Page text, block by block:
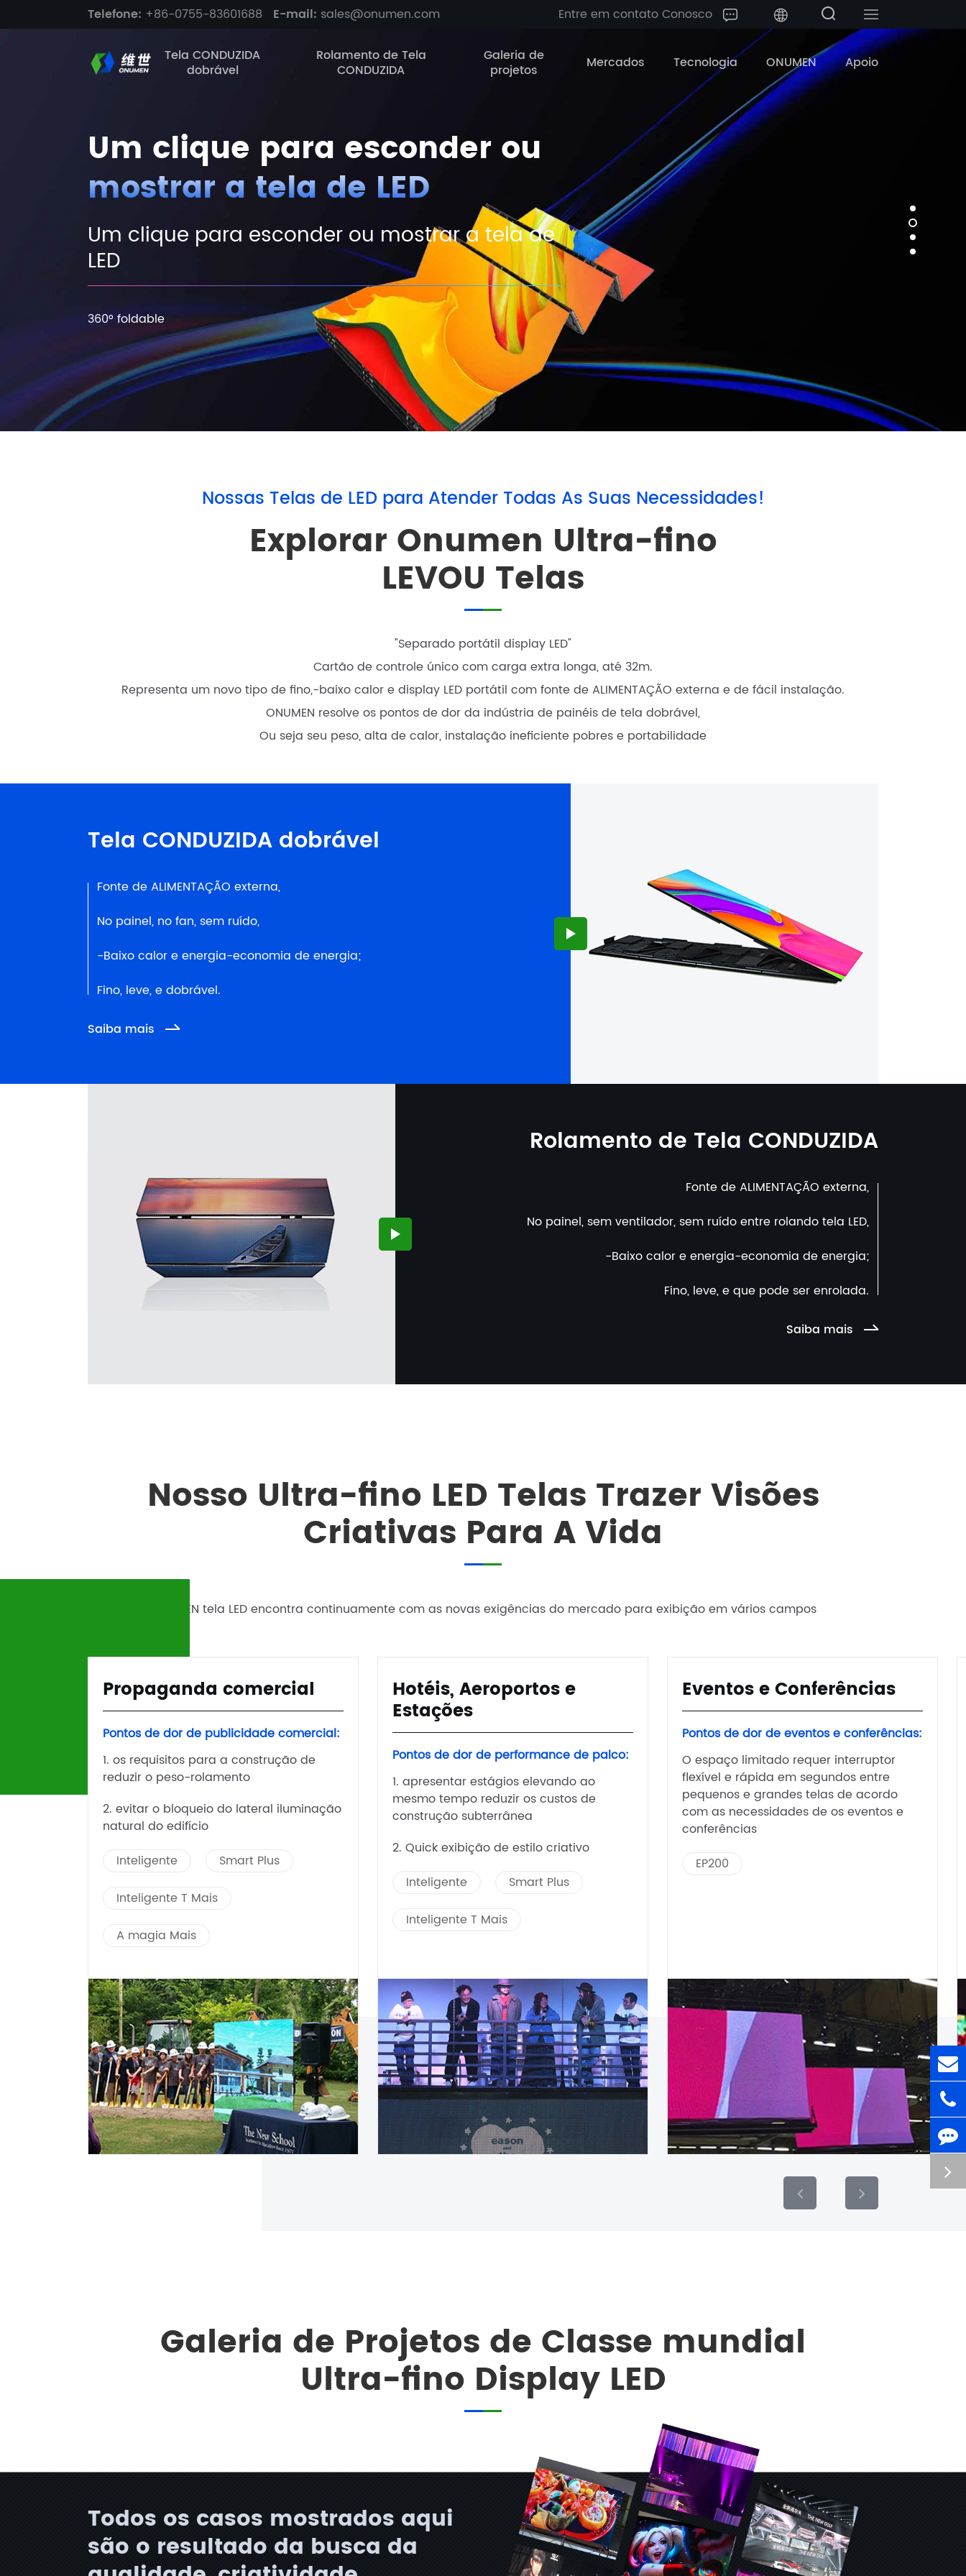
Telefone: +86-0755-83601688 E-mail: sales@onumen.com
Entre em contato Conosco
English
日本語
한국어
العربية
Tela CONDUZIDA
dobrável
Rolamento de Tela
CONDUZIDA
Galeria de
projetos
Mercados Tecnologia ONUMEN Apoio
Um clique para esconder ou
mostrar a tela de LED
Um clique para esconder ou mostrar a tela de
LED
360° foldable
Nossas Telas de LED para Atender Todas As Suas Necessidades!
Explorar Onumen Ultra-fino
LEVOU Telas
"Separado portátil display LED"
Cartão de controle único com carga extra longa, até 32m.
Representa um novo tipo de fino,-baixo calor e display LED portátil com fonte de ALIMENTAÇÃO externa e de fácil instalação.
ONUMEN resolve os pontos de dor da indústria de painéis de tela dobrável,
Ou seja seu peso, alta de calor, instalação ineficiente pobres e portabilidade
Tela CONDUZIDA dobrável
Fonte de ALIMENTAÇÃO externa,
No painel, no fan, sem ruído,
-Baixo calor e energia-economia de energia;
Fino, leve, e dobrável.
Saiba mais
Rolamento de Tela CONDUZIDA
Fonte de ALIMENTAÇÃO externa,
No painel, sem ventilador, sem ruído entre rolando tela LED,
-Baixo calor e energia-economia de energia;
Fino, leve, e que pode ser enrolada.
Saiba mais
Nosso Ultra-fino LED Telas Trazer Visões
Criativas Para A Vida
ONUMEN tela LED encontra continuamente com as novas exigências do mercado para exibição em vários campos
Propaganda comercial
Pontos de dor de publicidade comercial:
1. os requisitos para a construção de
reduzir o peso-rolamento
2. evitar o bloqueio do lateral iluminação
natural do edifício
Inteligente
Smart Plus
Inteligente T Mais
A magia Mais
Hotéis, Aeroportos e
Estações
Pontos de dor de performance de palco:
1. apresentar estágios elevando ao
mesmo tempo reduzir os custos de
construção subterrânea
2. Quick exibição de estilo criativo
Inteligente
Smart Plus
Inteligente T Mais
Eventos e Conferências
Pontos de dor de eventos e conferências:
O espaço limitado requer interruptor
flexível e rápida em segundos entre
pequenos e grandes telas de acordo
com as necessidades de os eventos e
conferências
EP200
Galeria de Projetos de Classe mundial
Ultra-fino Display LED
Todos os casos mostrados aqui
são o resultado da busca da